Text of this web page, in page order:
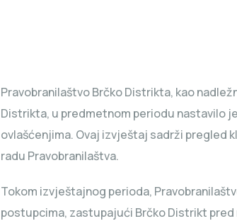
Pravobranilaštvo Brčko Distrikta, kao
Distrikta, u predmetnom periodu nastavilo
ovlašćenjima. Ovaj izvještaj sadrži pregled
radu Pravobranilaštva.
Tokom izvještajnog perioda,
postupcima, zastupajući Brčko Distrikt